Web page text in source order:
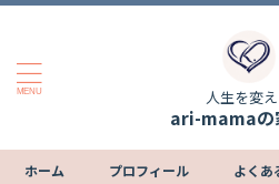
人生を変
ari-mamaの
ホーム プロフィール よくあ